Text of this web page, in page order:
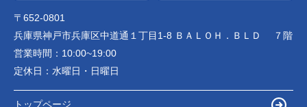
〒652-0801
兵庫県神戸市兵庫区中道通１丁目1-8 ＢＡＬＯＨ．ＢＬＤ ７階
営業時間： 10:00~19:00
定休日： 水曜日・日曜日
トップページ